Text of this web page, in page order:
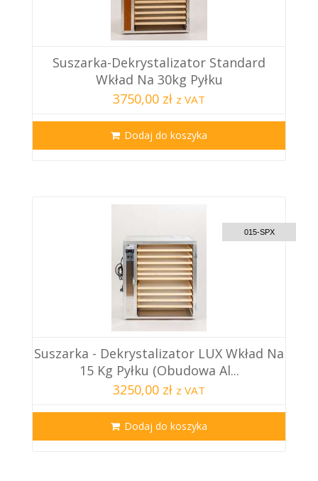
Suszarka-Dekrystalizator Standard
Wkład Na 30kg Pyłku
3750,00 zł z VAT
Dodaj do koszyka
015-SPX
Suszarka - Dekrystalizator LUX Wkład Na
15 Kg Pyłku (obudowa Al...
3250,00 zł z VAT
Dodaj do koszyka